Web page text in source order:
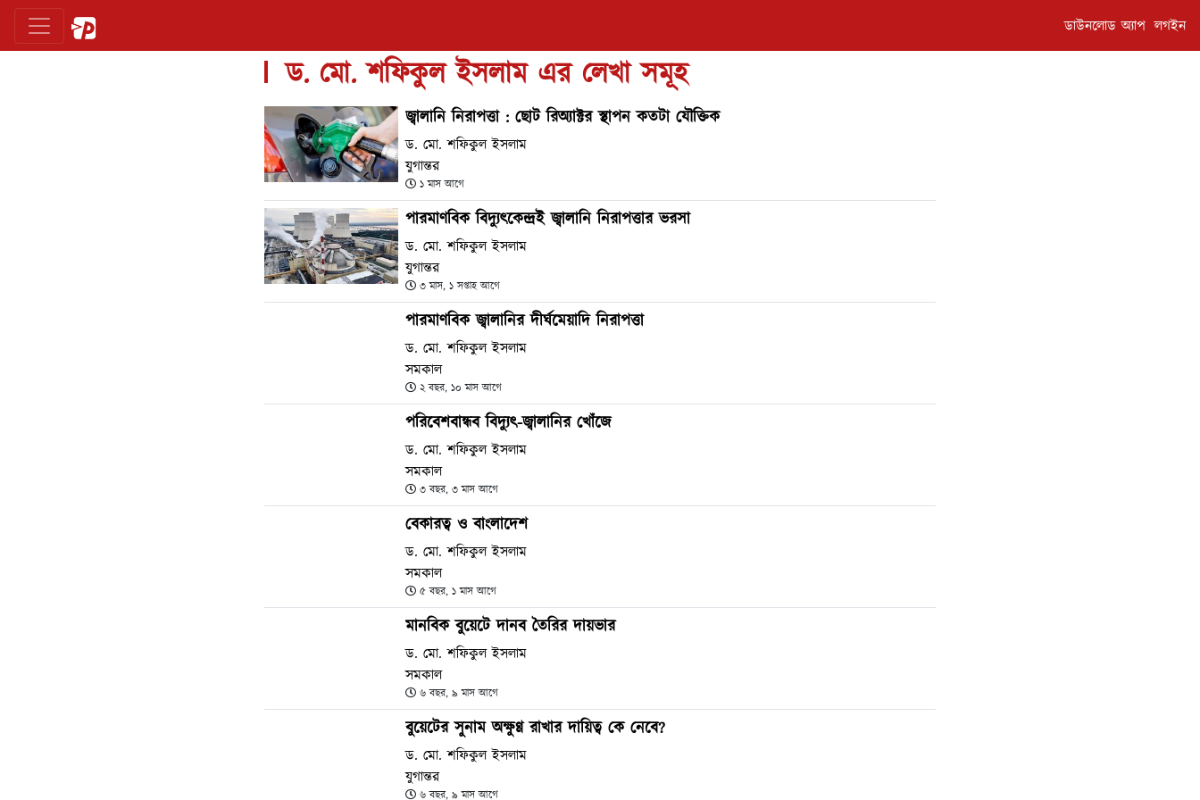
ডাউনলোড অ্যাপ লগইন
ড. মো. শফিকুল ইসলাম এর লেখা সমূহ
জ্বালানি নিরাপত্তা : ছোট রিঅ্যাক্টর স্থাপন কতটা যৌক্তিক
ড. মো. শফিকুল ইসলাম
যুগান্তর
১ মাস আগে
পারমাণবিক বিদ্যুৎকেন্দ্রই জ্বালানি নিরাপত্তার ভরসা
ড. মো. শফিকুল ইসলাম
যুগান্তর
৩ মাস, ১ সপ্তাহ আগে
পারমাণবিক জ্বালানির দীর্ঘমেয়াদি নিরাপত্তা
ড. মো. শফিকুল ইসলাম
সমকাল
২ বছর, ১০ মাস আগে
পরিবেশবান্ধব বিদ্যুৎ-জ্বালানির খোঁজে
ড. মো. শফিকুল ইসলাম
সমকাল
৩ বছর, ৩ মাস আগে
বেকারত্ব ও বাংলাদেশ
ড. মো. শফিকুল ইসলাম
সমকাল
৫ বছর, ১ মাস আগে
মানবিক বুয়েটে দানব তৈরির দায়ভার
ড. মো. শফিকুল ইসলাম
সমকাল
৬ বছর, ৯ মাস আগে
বুয়েটের সুনাম অক্ষুণ্ণ রাখার দায়িত্ব কে নেবে?
ড. মো. শফিকুল ইসলাম
যুগান্তর
৬ বছর, ৯ মাস আগে